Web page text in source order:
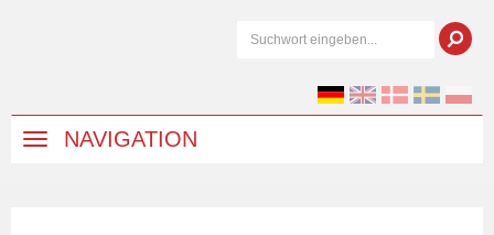
NAVIGATION